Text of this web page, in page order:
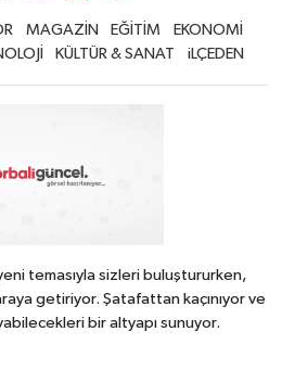
MAGAZİN EĞİTİM
EKONOMİ
KÜLTÜR & SANAT iLÇEDEN
temasıyla sizleri buluştururken,
getiriyor. Şatafattan kaçınıyor ve
bir altyapı sunuyor.